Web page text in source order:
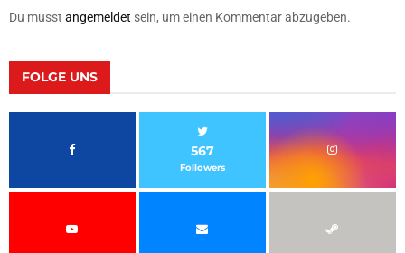
Du musst angemeldet sein, um einen Kommentar abzugeben.
FOLGE UNS
567
Followers